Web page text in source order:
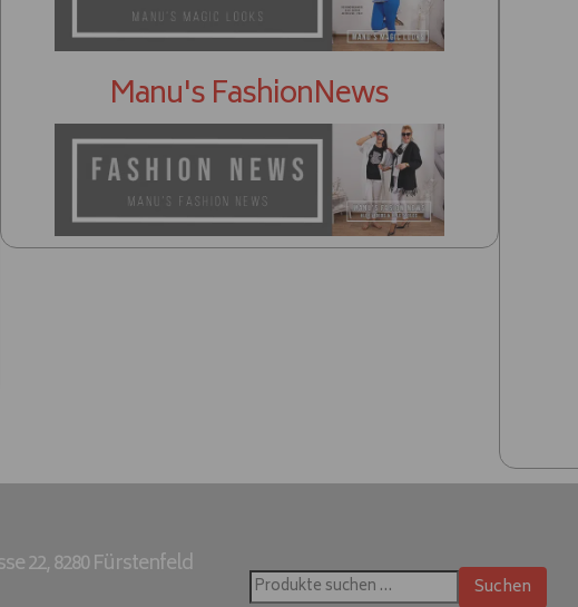
Manu's FashionNews
22, 8280 Fürstenfeld
Suchen Suchen